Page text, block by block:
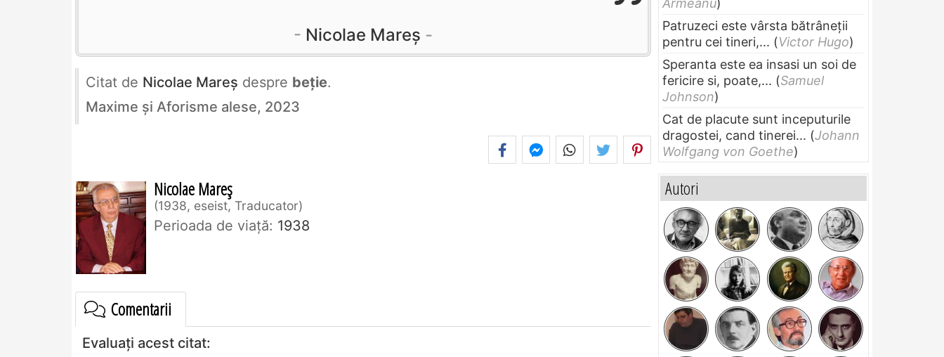
Nicolae Mareș
Citat de Nicolae Mareș despre beție.
Maxime și Aforisme alese, 2023
Nicolae Mareș
1938, eseist, Traducator
Perioada de viaţă: 1938
Comentarii
Evaluați acest citat:
Patruzeci este vârsta bătrâneții
pentru cei tineri,... (Victor Hugo)
Speranta este ea insasi un soi de
fericire si, poate,... (Samuel
Johnson)
Cat de placute sunt inceputurile
dragostei, cand tinerei... (Johann
Wolfgang von Goethe)
Autori